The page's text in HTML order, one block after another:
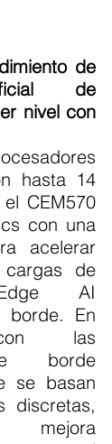
de
de
nivel con
hasta 14
CEM570
con una
acelerar
cargas de
AI
borde. En
con las
borde
se basan
discretas,